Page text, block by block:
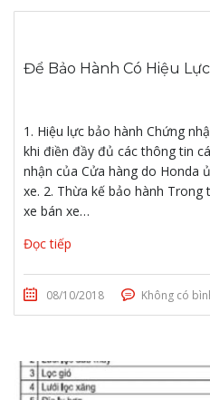
Để Bảo Hành Có Hiệu Lực
1. Hiệu lực bảo hành Chứng
khi điền đầy đủ các thông tin
nhận của Cửa hàng do Honda
xe. 2. Thừa kế bảo hành
xe bán xe…
Đọc tiếp
08/10/2018 Không có